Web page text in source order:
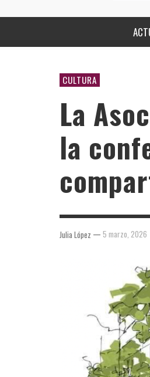
CULTURA
La
la
Julia López — 5 marzo, 2026